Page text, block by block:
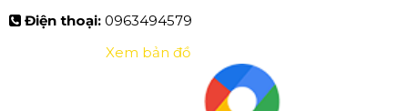
Điện thoại: 0963494579
Xem bản đồ